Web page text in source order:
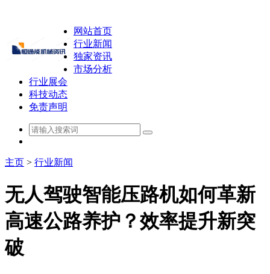
网站首页
行业新闻
独家资讯
市场分析
行业展会
科技动态
免责声明
主页 > 行业新闻
无人驾驶智能压路机如何革新
高速公路养护？效率提升新突
破